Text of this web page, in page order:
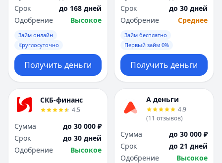
Срок
до 168 дней
Одобрение
Высокое
Займ онлайн
Круглосуточно
Получить деньги
Срок
до 30 дней
Одобрение
Среднее
Займ бесплатно
Первый займ 0%
Получить деньги
СКБ-финанс
4.5
Сумма
до 30 000 ₽
Срок
до 30 дней
Одобрение
Высокое
А деньги
4.9
(11 отзывов)
Сумма
до 30 000 ₽
Срок
до 21 дней
Одобрение
Высокое